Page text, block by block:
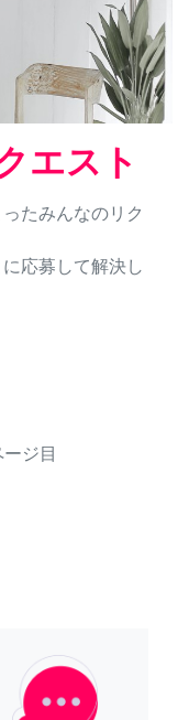
エスト
たみんなのリク
応募して解決し
ージ目